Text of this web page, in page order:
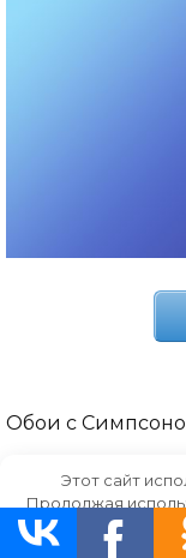
Обои с
Этот сайт
Продолжая